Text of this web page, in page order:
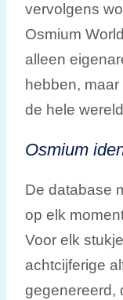
vervolgens
Osmium
alleen
hebben,
de hele
Osmium
De database
op elk
Voor elk
achtcijferige
gegenereerd,